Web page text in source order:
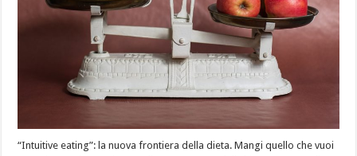
“Intuitive eating”: la nuova frontiera della dieta. Mangi quello che vuoi